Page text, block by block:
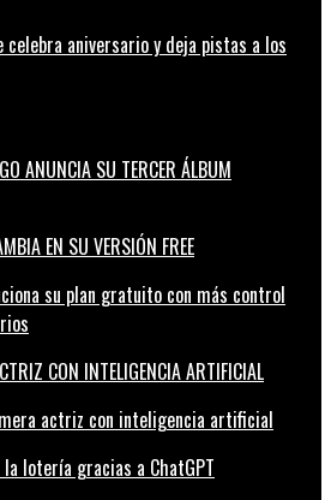
celebra aniversario y deja pistas a los
ANUNCIA SU TERCER ÁLBUM
su plan gratuito con más control
actriz con inteligencia artificial